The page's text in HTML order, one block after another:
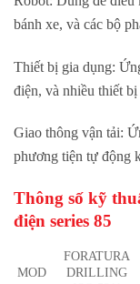
bánh xe, và các bộ
Thiết bị gia dụng:
điện, và nhiều thiết bị
Giao thông vận tải:
phương tiện tự động
Thông số kỹ
điện series 85
MOD
FORATURA
DRILLING